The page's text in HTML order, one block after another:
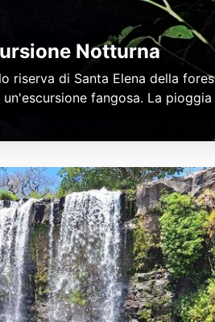
Notturna
riserva di Santa Elena della
fangosa. La pioggia